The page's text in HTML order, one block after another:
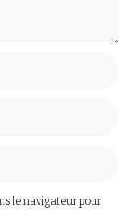
le navigateur pour